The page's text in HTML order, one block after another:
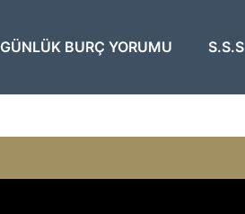
GÜNLÜK BURÇ YORUMU S.S.S